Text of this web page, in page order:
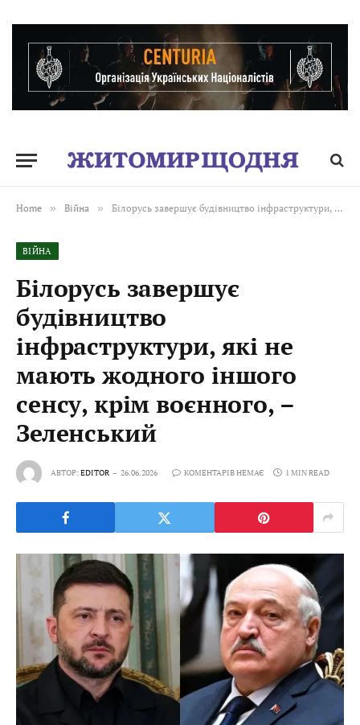
Home » Війна » Білорусь завершує будівництво інфраструктури, які не мають жодного іншого сенсу, крім воєнного, – Зеленський
ВІЙНА
Білорусь завершує
будівництво
інфраструктури, які не
мають жодного іншого
сенсу, крім воєнного, –
Зеленський
АВТОР:EDITOR 26.06.2026 КОМЕНТАРІВ НЕМАЄ 1 MIN READ